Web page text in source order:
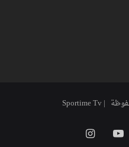
‫YouTubeانستقرام